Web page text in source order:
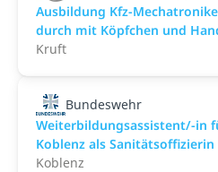
Ausbildung Kfz-
durch mit Köpfchen und
Kruft
Bundeswehr
Weiterbildungsassistent/-in
Koblenz als
Koblenz